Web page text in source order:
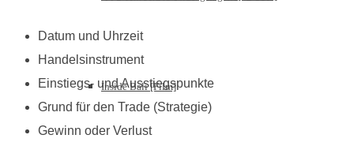
Inside Bali [Film]
Datum und Uhrzeit
Handelsinstrument
Einstiegs- und Ausstiegspunkte
Grund für den Trade (Strategie)
Gewinn oder Verlust